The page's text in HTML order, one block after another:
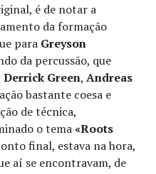
é de notar a
da formação
para Greyson
da percussão, que
Derrick Green,Andreas
bastante coesa e
de técnica,
o tema«Roots
final, estava na hora,
aí se encontravam, de